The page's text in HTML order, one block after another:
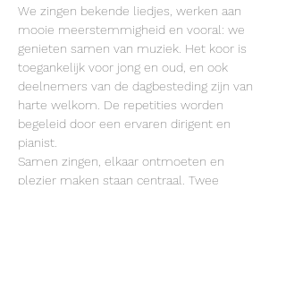
We zingen bekende liedjes, werken aan
mooie meerstemmigheid en vooral: we
genieten samen van muziek. Het koor is
toegankelijk voor jong en oud, en ook
deelnemers van de dagbesteding zijn van
harte welkom. De repetities worden
begeleid door een ervaren dirigent en
pianist.
Samen zingen, elkaar ontmoeten en
plezier maken staan centraal. Twee